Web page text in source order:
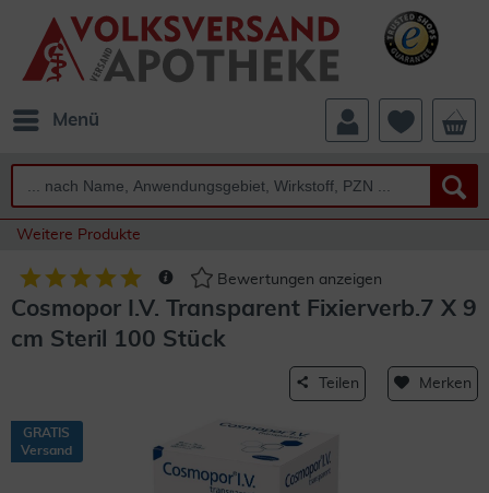
Menü
Weitere Produkte
Bewertungen anzeigen
Cosmopor I.V. Transparent Fixierverb.7 X 9
cm Steril 100 Stück
Teilen Merken
GRATIS
Versand